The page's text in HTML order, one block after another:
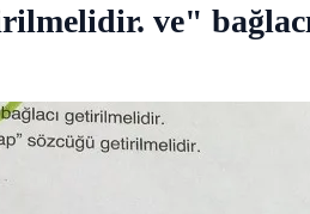
ve"